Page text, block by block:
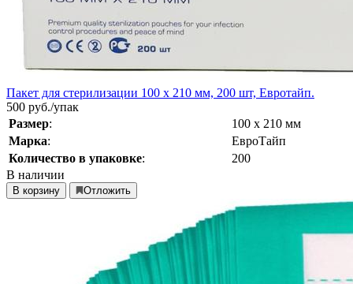
Пакет для стерилизации 100 х 210 мм, 200 шт, Евротайп.
500 руб./упак
Размер:
100 х 210 мм
Марка:
ЕвроТайп
Количество в упаковке:
200
В наличии
В корзину Отложить